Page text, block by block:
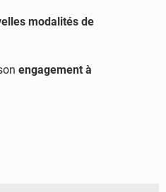
modalités de
engagement à